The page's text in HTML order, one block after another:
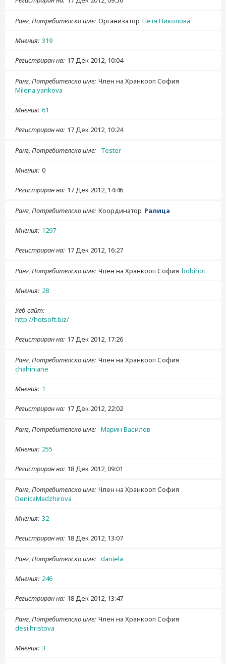
Ранг, Потребителско име Организатор Петя Николова
Мнения 319
Регистриран на 17 Дек 2012, 10:04
Ранг, Потребителско име Член на Хранкооп София
Milena.yankova
Мнения 61
Регистриран на 17 Дек 2012, 10:24
Ранг, Потребителско име Tester
Мнения 0
Регистриран на 17 Дек 2012, 14:46
Ранг, Потребителско име Координатор Ралица
Мнения 1297
Регистриран на 17 Дек 2012, 16:27
Ранг, Потребителско име Член на Хранкооп София bobihot
Мнения 28
Уеб-сайт
http://hotsoft.biz/
Регистриран на 17 Дек 2012, 17:26
Ранг, Потребителско име Член на Хранкооп София
chahiniane
Мнения 1
Регистриран на 17 Дек 2012, 22:02
Ранг, Потребителско име Марин Василев
Мнения 255
Регистриран на 18 Дек 2012, 09:01
Ранг, Потребителско име Член на Хранкооп София
DenicaMadzhirova
Мнения 32
Регистриран на 18 Дек 2012, 13:07
Ранг, Потребителско име daniela
Мнения 246
Регистриран на 18 Дек 2012, 13:47
Ранг, Потребителско име Член на Хранкооп София
desi.hristova
Мнения 3